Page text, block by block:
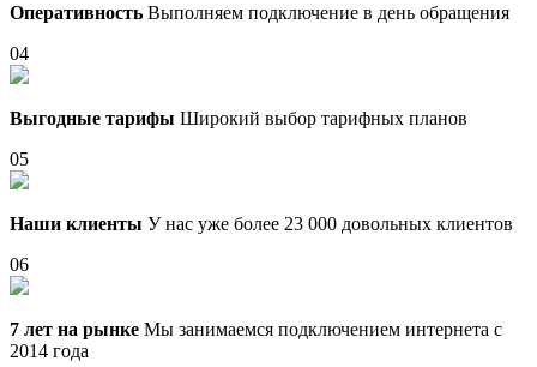
Оперативность Выполняем подключение в день обращения
04
Выгодные тарифы Широкий выбор тарифных планов
05
Наши клиенты У нас уже более 23 000 довольных клиентов
06
7 лет на рынке Мы занимаемся подключением интернета с
2014 года